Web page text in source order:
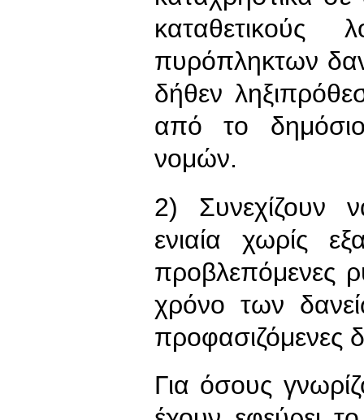
καταθετικούς
πυρόπληκτων
δήθεν
από το
νομών.
2) Συνεχίζουν
ενιαία χωρίς
προβλεπόμενες
χρόνο των
προφασιζόμενες
Για όσους